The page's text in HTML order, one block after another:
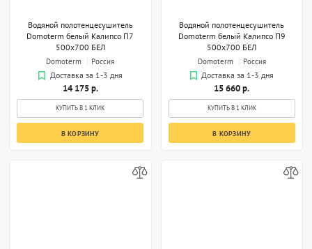
Водяной полотенцесушитель
Domoterm белый Калипсо П7
500x700 БЕЛ
Domoterm
Россия
Доставка за 1-3 дня
14 175 р.
КУПИТЬ В 1 КЛИК
В КОРЗИНУ
Водяной полотенцесушитель
Domoterm белый Калипсо П9
500x700 БЕЛ
Domoterm
Россия
Доставка за 1-3 дня
15 660 р.
КУПИТЬ В 1 КЛИК
В КОРЗИНУ